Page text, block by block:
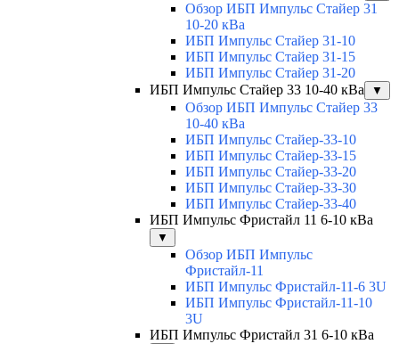
Обзор ИБП Импульс Стайер 31
10-20 кВа
ИБП Импульс Стайер 31-10
ИБП Импульс Стайер 31-15
ИБП Импульс Стайер 31-20
ИБП Импульс Стайер 33 10-40 кВа
▼
Обзор ИБП Импульс Стайер 33
10-40 кВа
ИБП Импульс Стайер-33-10
ИБП Импульс Стайер-33-15
ИБП Импульс Стайер-33-20
ИБП Импульс Стайер-33-30
ИБП Импульс Стайер-33-40
ИБП Импульс Фристайл 11 6-10 кВа
▼
Обзор ИБП Импульс
Фристайл-11
ИБП Импульс Фристайл-11-6 3U
ИБП Импульс Фристайл-11-10
3U
ИБП Импульс Фристайл 31 6-10 кВа